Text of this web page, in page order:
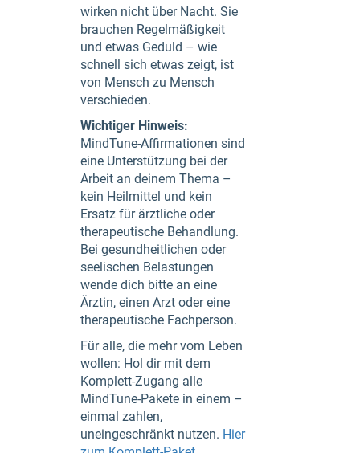
wirken nicht über Nacht. Sie
brauchen Regelmäßigkeit
und etwas Geduld – wie
schnell sich etwas zeigt, ist
von Mensch zu Mensch
verschieden.
Wichtiger Hinweis:
MindTune-Affirmationen sind
eine Unterstützung bei der
Arbeit an deinem Thema –
kein Heilmittel und kein
Ersatz für ärztliche oder
therapeutische Behandlung.
Bei gesundheitlichen oder
seelischen Belastungen
wende dich bitte an eine
Ärztin, einen Arzt oder eine
therapeutische Fachperson.
Für alle, die mehr vom Leben
wollen: Hol dir mit dem
Komplett-Zugang alle
MindTune-Pakete in einem –
einmal zahlen,
uneingeschränkt nutzen. Hier